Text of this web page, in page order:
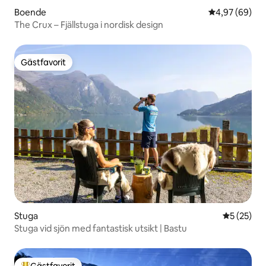
Boende 4,97 av 5 i
4,97 (69)
The Crux – Fjällstuga i nordisk design
Gästfavorit
Gästfavorit
Stuga 5 av 5 i
5 (25)
Stuga vid sjön med fantastisk utsikt | Bastu